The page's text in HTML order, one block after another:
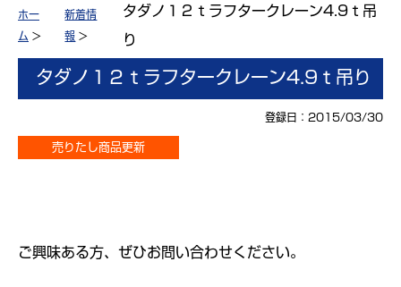
ホー
ム >
新着情
報 >
タダノ１２ｔラフタークレーン4.9ｔ吊
り
タダノ１２ｔラフタークレーン4.9ｔ吊り
登録日：2015/03/30
売りたし商品更新
ご興味ある方、ぜひお問い合わせください。